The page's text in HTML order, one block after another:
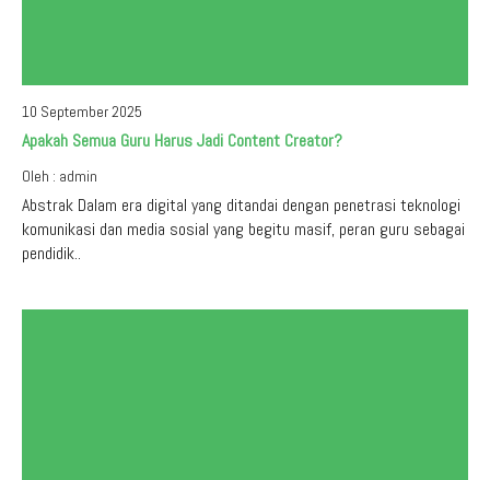
10 September 2025
Apakah Semua Guru Harus Jadi Content Creator?
Oleh : admin
Abstrak Dalam era digital yang ditandai dengan penetrasi teknologi
komunikasi dan media sosial yang begitu masif, peran guru sebagai
pendidik..